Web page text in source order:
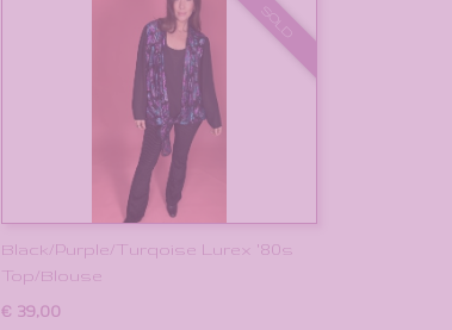
SOLD
Black/Purple/Turqoise Lurex '80s
Top/Blouse
€ 39,00